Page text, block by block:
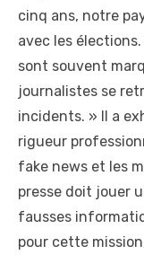
cinq ans, notre
avec les
sont souvent
journalistes se
incidents. » Il a
rigueur
fake news et les
presse doit jouer
fausses
pour cette